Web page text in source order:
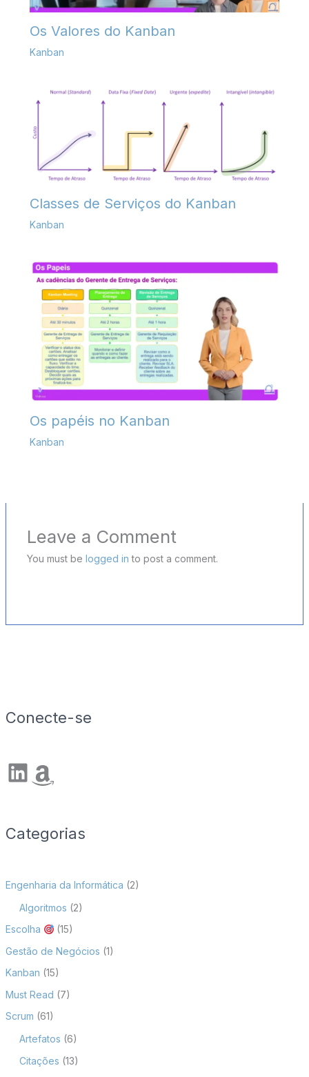
Conecte-se
LinkedIn Amazon
Categorias
Engenharia da Informática (2)
Algoritmos (2)
Escolha
(15)
Gestão de Negócios (1)
Kanban (15)
Must Read (7)
Scrum (61)
Artefatos (6)
Citações (13)
Os Valores do Kanban
Kanban
Classes de Serviços do Kanban
Kanban
Os papéis no Kanban
Kanban
Leave a Comment
You must be logged in to post a comment.